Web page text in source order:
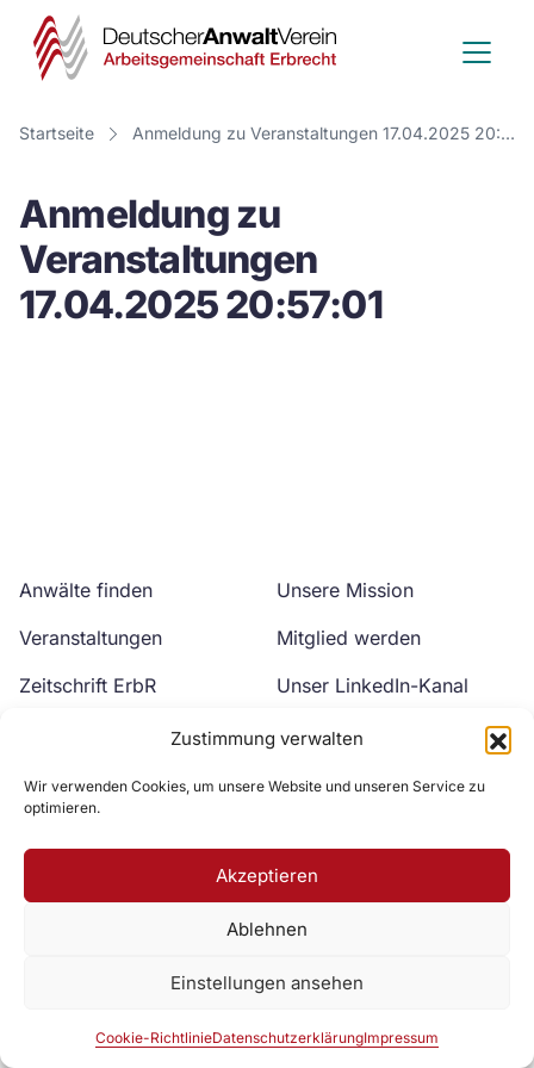
Zustimmung verwalten
Wir verwenden Cookies, um unsere Website und unseren Service zu
optimieren.
Akzeptieren
Ablehnen
Einstellungen ansehen
Cookie-RichtlinieDatenschutzerklärungImpressum
Deutscher
Anwalt
Verein
Startseite Anmeldung zu Veranstaltungen 17.04.2025 20:57:01
Anmeldung zu
Veranstaltungen
17.04.2025 20:57:01
Anwälte finden
Veranstaltungen
Zeitschrift ErbR
Unsere Mission
Mitglied werden
Unser LinkedIn-Kanal
Unser YouTube-Kanal
Zur DAV Webseite